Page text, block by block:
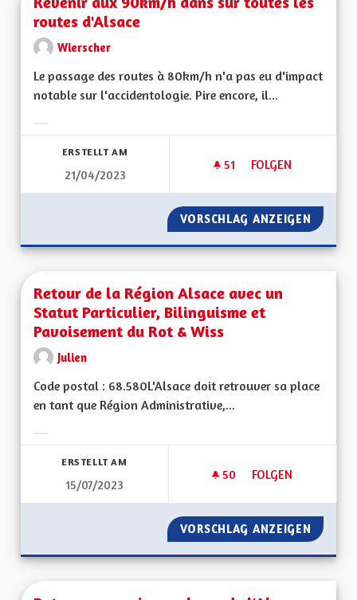
routes d'Alsace
Wierscher
Le passage des routes à 80km/h n'a pas eu d'impact
notable sur l'accidentologie. Pire encore, il...
ERSTELLT AM
21/04/2023
51 51 FOLLOWER
FOLGEN
REVENIR AUX
VORSCHLAG ANZEIGEN
Retour de la Région Alsace avec un
Statut Particulier, Bilinguisme et
Pavoisement du Rot & Wiss
Julien
Code postal : 68.580L'Alsace doit retrouver sa place
en tant que Région Administrative,...
ERSTELLT AM
15/07/2023
50 50 FOLLOWER
FOLGEN
RETOUR DE LA
VORSCHLAG ANZEIGEN